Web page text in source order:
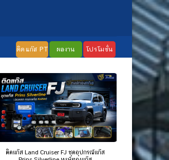
ติดแก๊ส PT ผลงาน โปรโมชั่น
ติดแก๊ส Land Cruiser FJ ชุดอุปกรณ์แก๊ส